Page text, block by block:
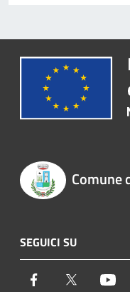
Comune
SEGUICI SU
Facebook Twitter